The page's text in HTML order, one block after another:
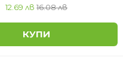
12.69 лв 16.08 лв
КУПИ